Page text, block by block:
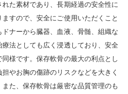
た素材であり、長期経過の安全性に
すので、安全にご使用いただくこと
ナーから臓器、血液、骨髄、組織な
法としても広く浸透しており、安全
様です。保存軟骨の最大の利点とし
やお胸の傷跡のリスクなどを大きく
た、保存軟骨は厳密な品質管理のも